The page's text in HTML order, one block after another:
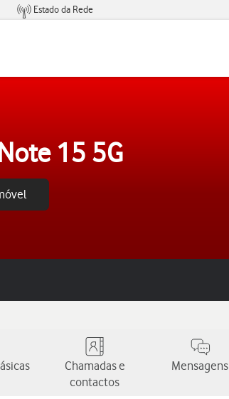
Estado da Rede
15 5G
Chamadas e
contactos
Mensagens